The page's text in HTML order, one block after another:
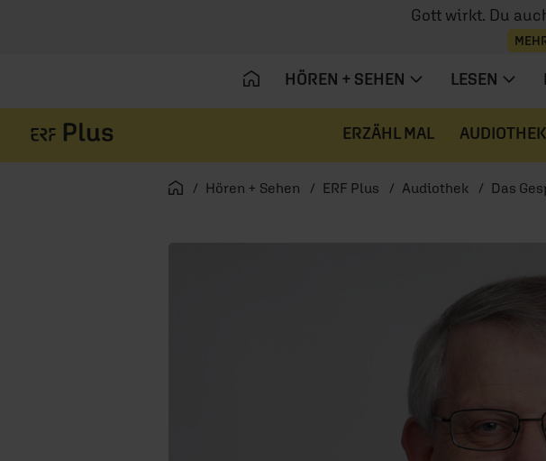
Gott wirkt. Du
HÖREN + SEHEN LESEN
ERZÄHL MAL AUDIOTHEK
Startseite
Hören + Sehen ERF Plus Audiothek Das